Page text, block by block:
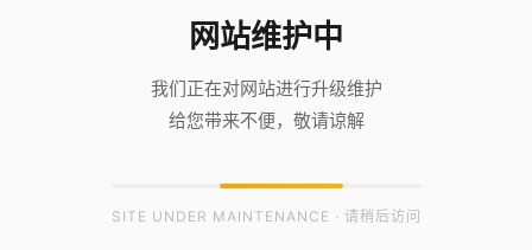
网站维护中
我们正在对网站进行升级维护
给您带来不便，敬请谅解
SITE UNDER MAINTENANCE · 请稍后访问